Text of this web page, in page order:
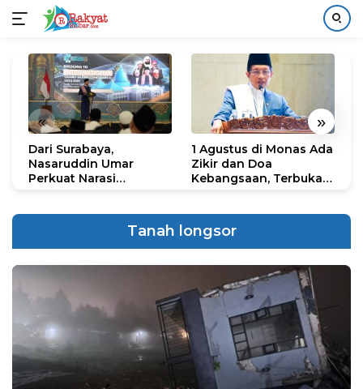
konten
« »
Dari Surabaya,
Nasaruddin Umar
Perkuat Narasi
1 Agustus di Monas Ada
Zikir dan Doa
Kebangsaan, Terbuka
Tanah longsor